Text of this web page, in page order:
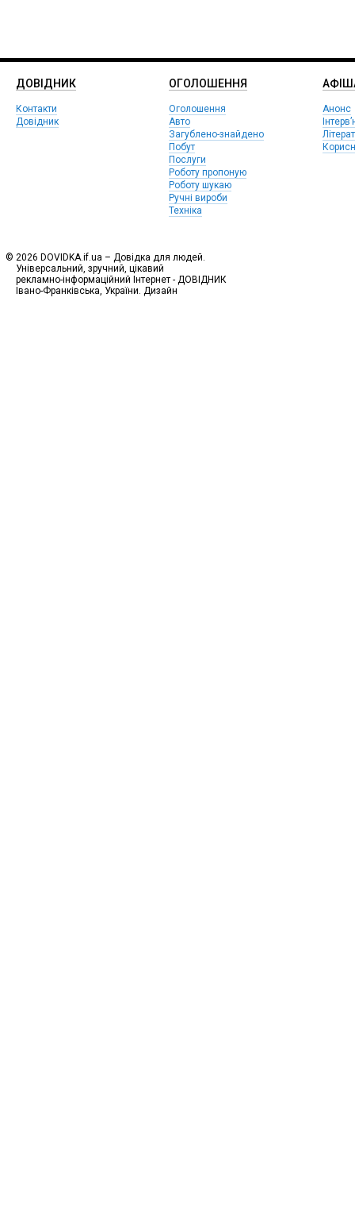
ДОВІДНИК
Контакти
Довідник
ОГОЛОШЕННЯ
Оголошення
Авто
Загублено-знайдено
Побут
Послуги
Роботу пропоную
Роботу шукаю
Ручні вироби
Техніка
Анонс
© 2026 DOVIDKA.if.ua – Довідка для людей.
Універсальний, зручний, цікавий
рекламно-інформаційний Інтернет - ДОВІДНИК
Івано-Франківська, України. Дизайн